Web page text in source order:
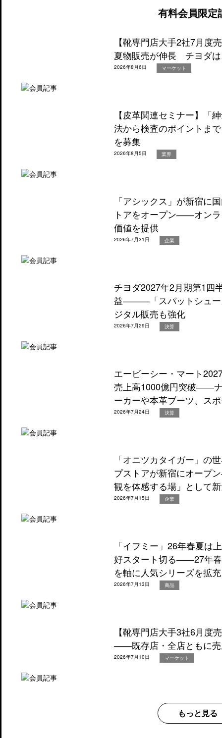
有料会員限定
【靴専門店大手2社7月度
夏物販売が伸長 チヨダ
2026年8月6日 マーケット
【皮革関連セミナー】「
法から検査のポイントま
を募集
2026年8月5日 業界
「アシックス」が新宿に
トアをオープン――オン
価値を提供
2026年7月31日 企業
チヨダ2027年2月期第1四
益―――「スパットシュー
ジタル販売も強化
2026年7月29日 決算
エービーシー・マート
売上高1000億円突破――
ーカーや本革ブーツ、ス
2026年7月24日 決算
「オニツカタイガー」の
プストアが新宿にオープ
観を体感する場」として
2026年7月15日 企業
「イフミー」26年春夏は
好スタート切る――27年
を軸に人気シリーズを拡充
2026年7月13日 商品
【靴専門店大手3社6月度
――既存店・全店ともに売
2026年7月10日 マーケット
もっと見る